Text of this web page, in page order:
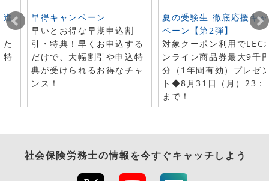
進
特
早得キャンペーン
早いとお得な早期申込割
引・特典！早くお申込する
だけで、大幅割引や申込特
典が受けられるお得なチャ
ンス！
夏の受験生 徹底応援キ
ペーン【第2弾】
対象クーポン利用でLEC
ンライン商品券最大9千
分（1年間有効）プレゼ
ト◆8月31日（月）23：
まで！
社会保険労務士の情報を今すぐキャッチしよう